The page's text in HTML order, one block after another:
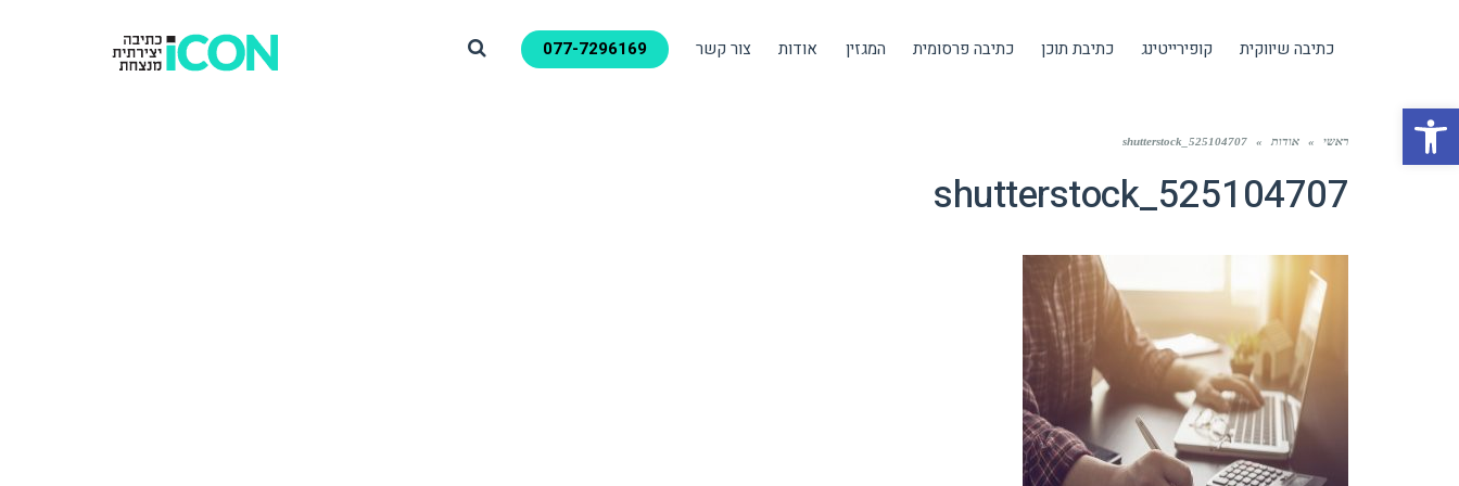
פתח סרגל נגישות
כתיבה שיווקית קופירייטינג כתיבת תוכן כתיבה פרסומית המגזין אודות צור קשר 077-7296169
ראשי » אודות »
shutterstock_525104707
shutterstock_525104707